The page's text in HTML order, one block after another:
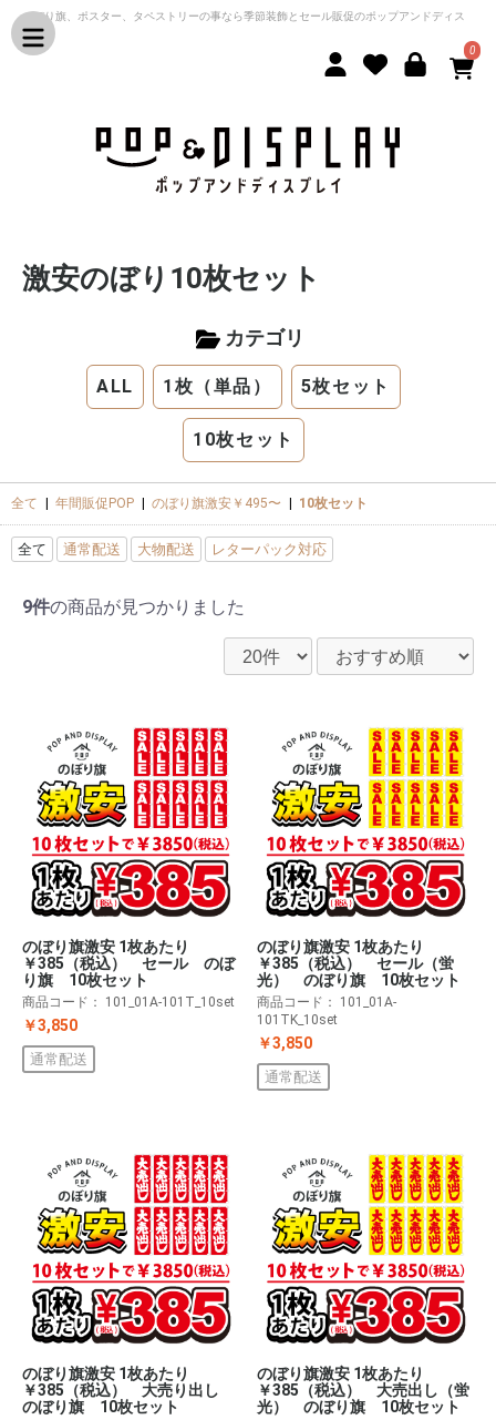
のぼり旗、ポスター、タペストリーの事なら季節装飾とセール販促のポップアンドディス
プレイ
0
激安のぼり10枚セット
カテゴリ
ALL 1枚（単品） 5枚セット
10枚セット
全て | 年間販促POP | のぼり旗激安￥495〜 | 10枚セット
全て 通常配送 大物配送 レターパック対応
9件の商品が見つかりました
のぼり旗激安 1枚あたり
￥385（税込） セール のぼ
り旗 10枚セット
商品コード： 101_01A-101T_10set
￥3,850
通常配送
のぼり旗激安 1枚あたり
￥385（税込） セール（蛍
光） のぼり旗 10枚セット
商品コード： 101_01A-
101TK_10set
￥3,850
通常配送
のぼり旗激安 1枚あたり
￥385（税込） 大売り出し
のぼり旗 10枚セット
のぼり旗激安 1枚あたり
￥385（税込） 大売出し（蛍
光） のぼり旗 10枚セット